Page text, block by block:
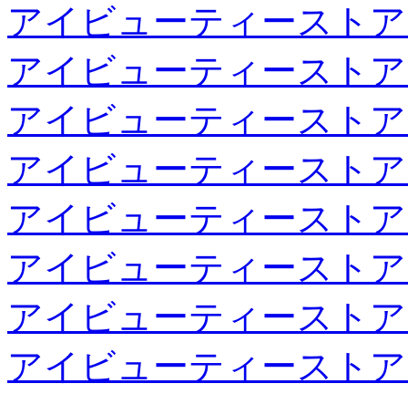
アイビューティースト
アイビューティースト
アイビューティースト
アイビューティースト
アイビューティースト
アイビューティースト
アイビューティースト
アイビューティースト